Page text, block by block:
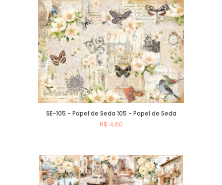
SE-105 - Papel de Seda 105 - Papel de Seda
R$ 4,60